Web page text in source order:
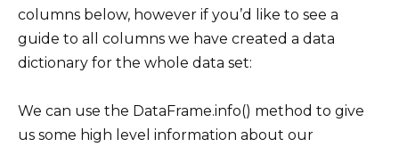
columns below, however if you’d like to see a
guide to all columns we have created a data
dictionary for the whole data set:
We can use the DataFrame.info() method to give
us some high level information about our